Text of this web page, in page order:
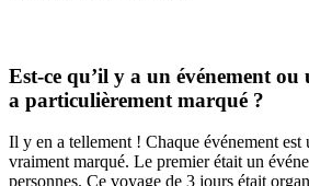
Est-ce qu’il y a un événement
a particulièrement marqué ?
Il y en a tellement ! Chaque événement est
vraiment marqué. Le premier était un
personnes. Ce voyage de 3 jours était